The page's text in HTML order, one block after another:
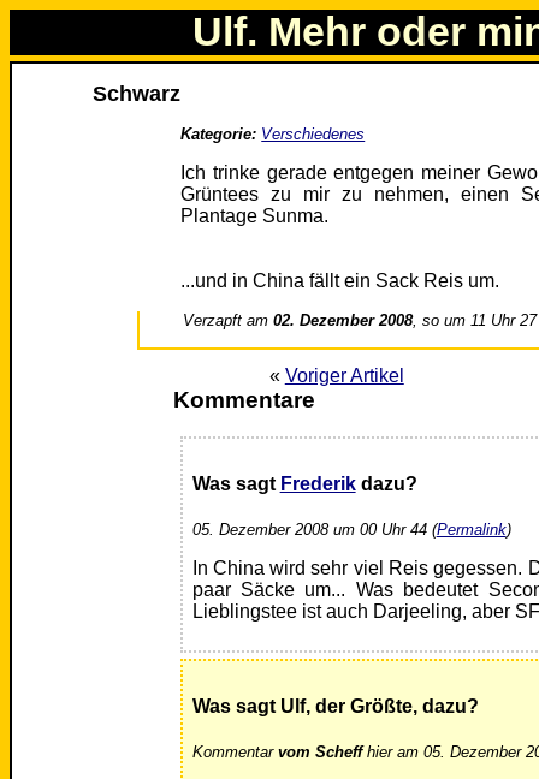
Ulf. Mehr oder
Schwarz
Kategorie: Verschiedenes
Ich trinke gerade entgegen meiner
Grüntees zu mir zu nehmen, einen
Plantage Sunma.
...und in China fällt ein Sack Reis um.
Verzapft am02. Dezember 2008, so um 11 Uhr 27
« Voriger Artikel
Kommentare
Was sagt Frederikdazu?
05. Dezember 2008 um 00 Uhr 44 (Permalink)
In China wird sehr viel Reis gegessen.
paar Säcke um... Was bedeutet
Lieblingstee ist auch Darjeeling, aber
Was sagt Ulf, der Größte, dazu?
Kommentar vom Scheffhier am 05. Dezember